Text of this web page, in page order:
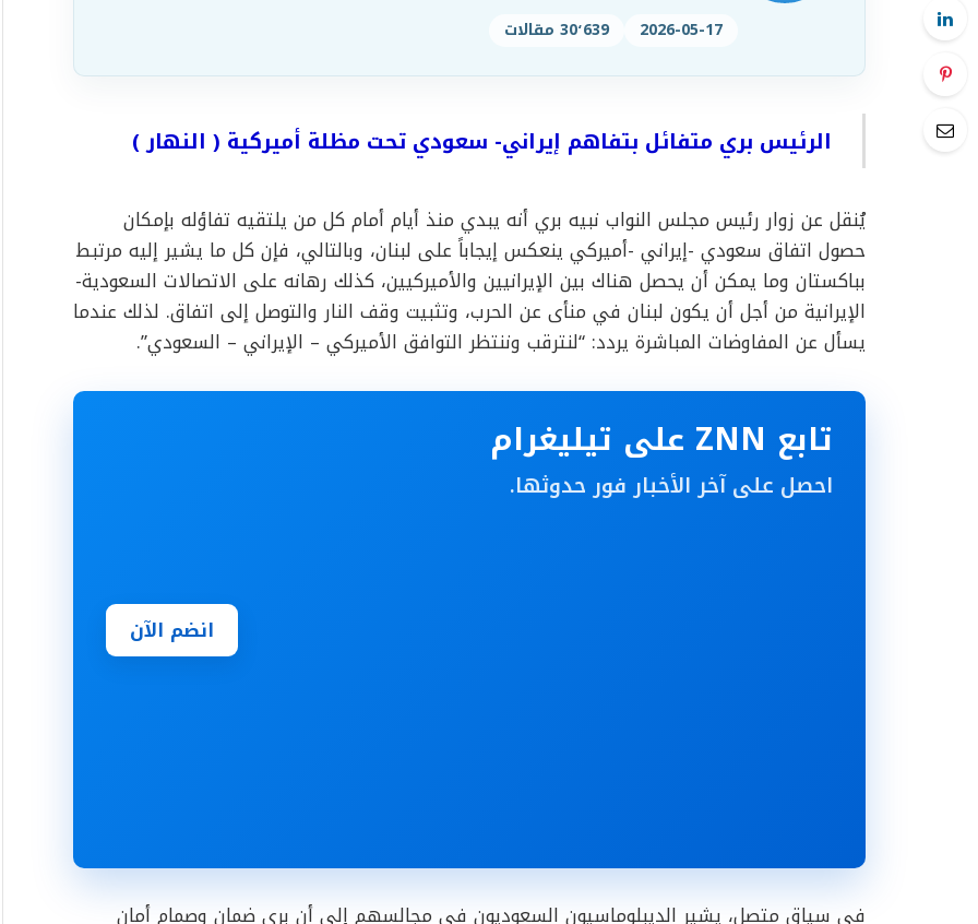
2026-05-17 30٬639 مقالات
الرئيس بري متفائل بتفاهم إيراني- سعودي تحت مظلة أميركية ( النهار )
يُنقل عن زوار رئيس مجلس النواب نبيه بري أنه يبدي منذ أيام أمام كل من يلتقيه تفاؤله بإمكان
حصول اتفاق سعودي -إيراني -أميركي ينعكس إيجاباً على لبنان، وبالتالي، فإن كل ما يشير إليه مرتبط
بباكستان وما يمكن أن يحصل هناك بين الإيرانيين والأميركيين، كذلك رهانه على الاتصالات السعودية-
الإيرانية من أجل أن يكون لبنان في منأى عن الحرب، وتثبيت وقف النار والتوصل إلى اتفاق. لذلك عندما
يسأل عن المفاوضات المباشرة يردد: “لنترقب وننتظر التوافق الأميركي – الإيراني – السعودي”.
تابع ZNN على تيليغرام
احصل على آخر الأخبار فور حدوثها.
انضم الآن
في سياق متصل، يشير الديبلوماسيون السعوديون في مجالسهم إلى أن بري ضمان وصمام أمان